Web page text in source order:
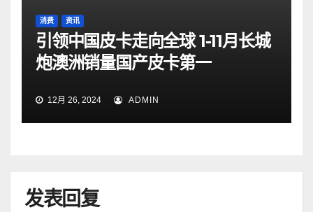
消费 资讯
引领中国皮卡走向全球 1-11月长城
炮澳洲销量国产皮卡第一
12月 26, 2024 ADMIN
发表回复